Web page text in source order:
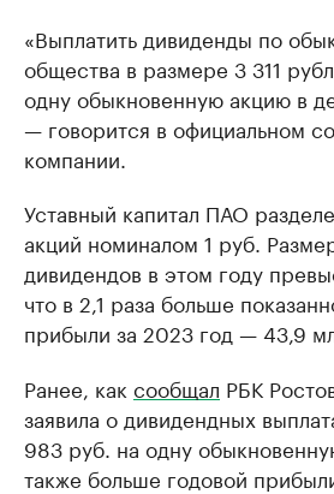
«Выплатить дивиденды по
общества в размере 3 311
одну обыкновенную акцию в
— говорится в официальном
компании.
Уставный капитал ПАО
акций номиналом 1 руб.
дивидендов в этом году
что в 2,1 раза больше
прибыли за 2023 год — 43,9
Ранее, как сообщал РБК
заявила о дивидендных
983 руб. на одну
также больше годовой